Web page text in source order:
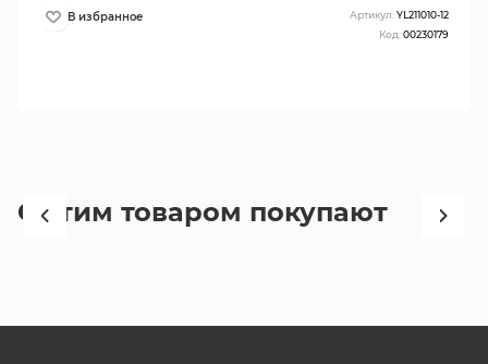
Артикул:YL211010-12
Код:00230179
С этим товаром покупают